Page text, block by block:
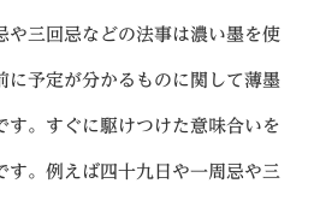
や三回忌などの法事は濃い墨を使
に予定が分かるものに関して薄墨
す。すぐに駆けつけた意味合いを
す。例えば四十九日や一周忌や三